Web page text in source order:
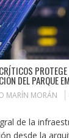
DEL PARQUE
MARÍN MORÁN
de la
desde la